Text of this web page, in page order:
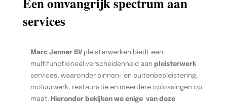
services
Marc Jenner BV pleisterwerken biedt een
multifunctioneel verscheidenheid aan pleisterwerk
services, waaronder binnen- en buitenbepleistering,
moluurwerk, restauratie en meerdere oplossingen op
maat. Hieronder bekijken we enige van deze